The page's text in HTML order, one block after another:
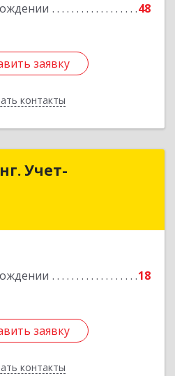
48
заявку
контакты
заявку
Назад
Учет-
18
заявку
контакты
Учет-
заявку
Назад